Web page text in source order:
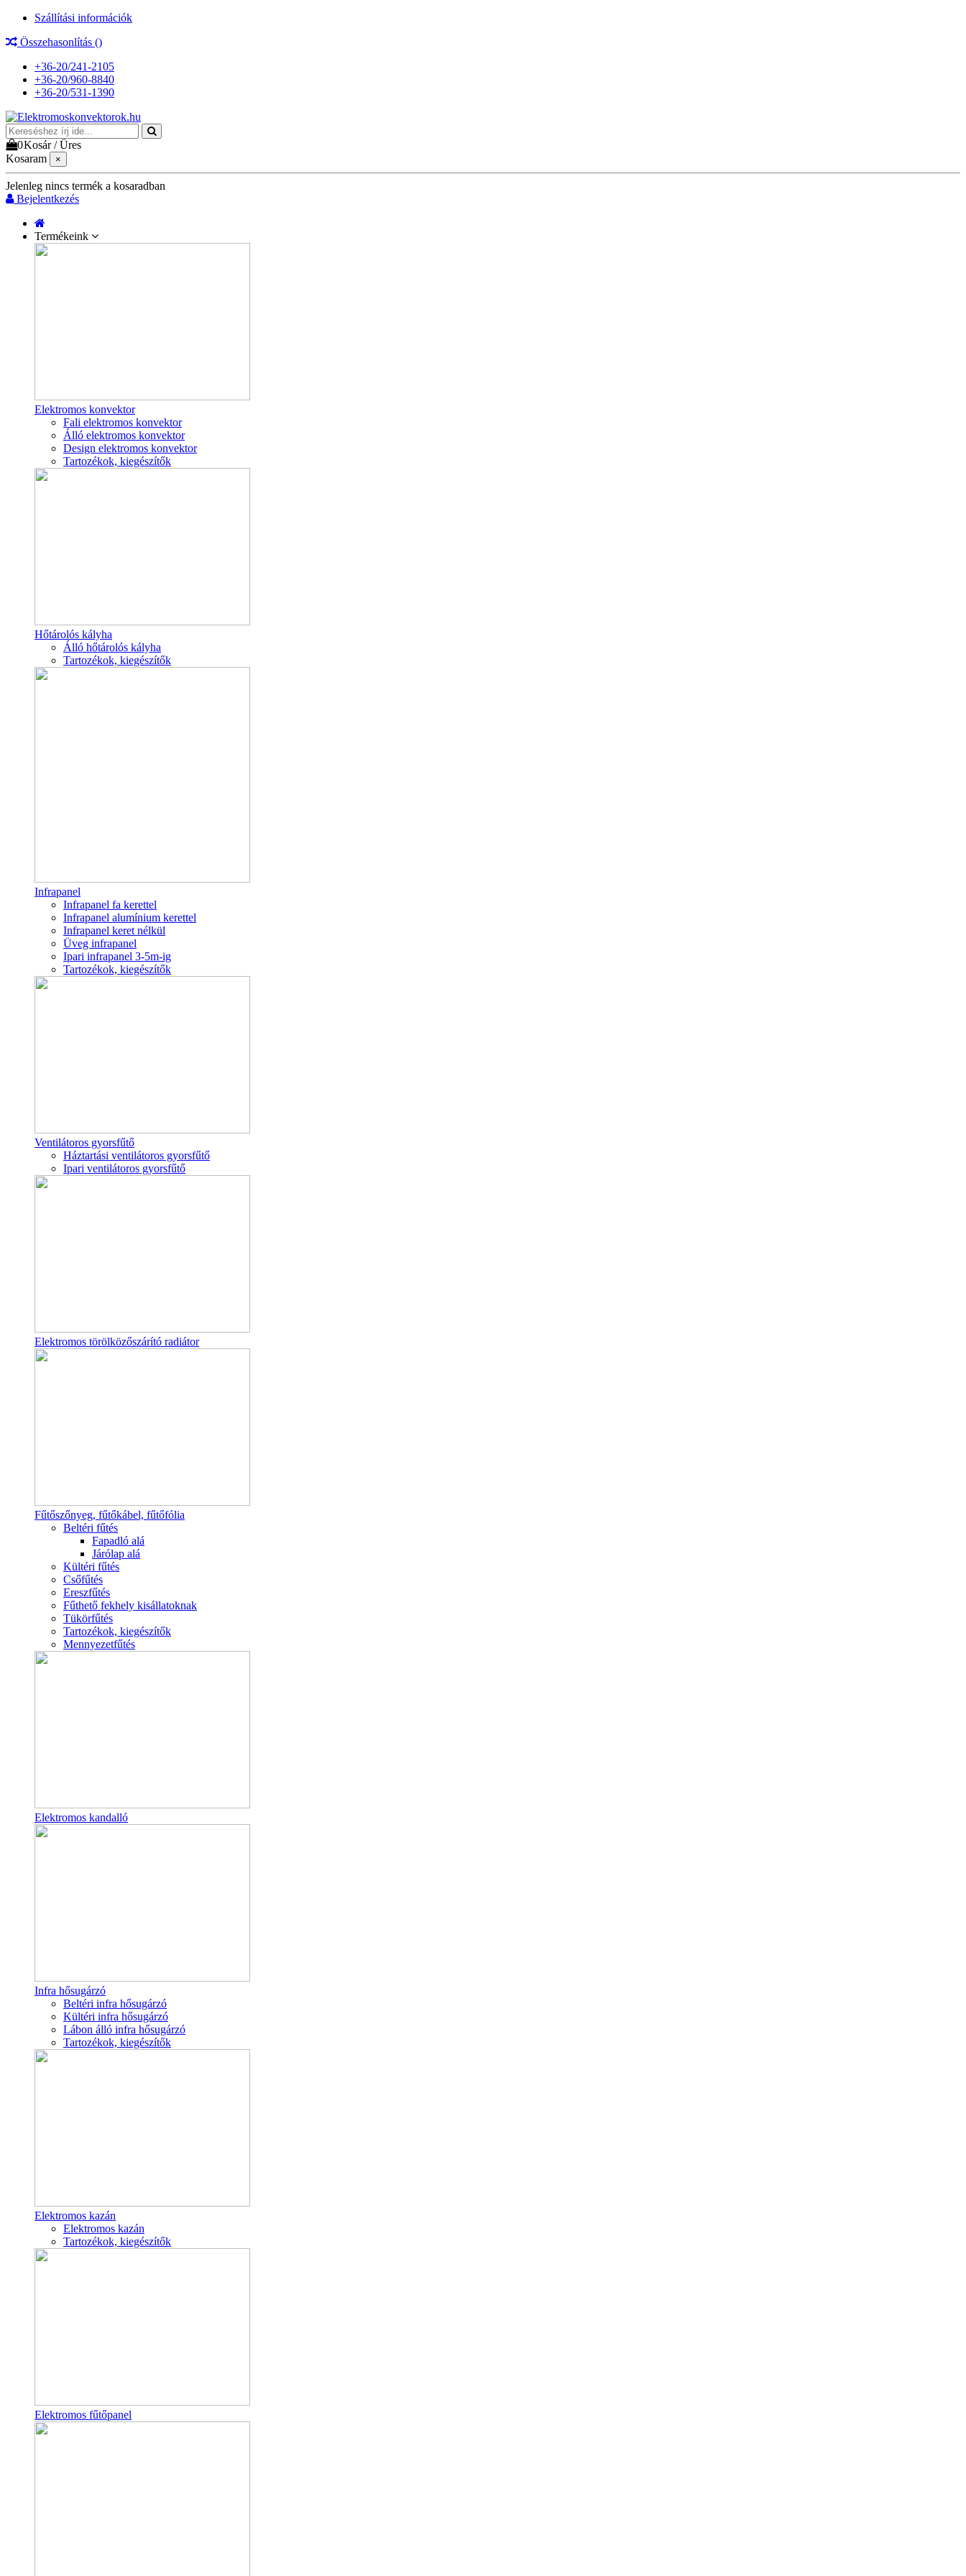
Szállítási információk
Összehasonlítás ()
+36-20/241-2105
+36-20/960-8840
+36-20/531-1390
0Kosár /Üres
Kosaram
×
Jelenleg nincs termék a kosaradban
Bejelentkezés
Termékeink
Elektromos konvektor
Fali elektromos konvektor
Álló elektromos konvektor
Design elektromos konvektor
Tartozékok, kiegészítők
Hőtárolós kályha
Álló hőtárolós kályha
Tartozékok, kiegészítők
Infrapanel
Infrapanel fa kerettel
Infrapanel alumínium kerettel
Infrapanel keret nélkül
Üveg infrapanel
Ipari infrapanel 3-5m-ig
Tartozékok, kiegészítők
Ventilátoros gyorsfűtő
Háztartási ventilátoros gyorsfűtő
Ipari ventilátoros gyorsfűtő
Elektromos törölközőszárító radiátor
Fűtőszőnyeg, fűtőkábel, fűtőfólia
Beltéri fűtés
Fapadló alá
Járólap alá
Kültéri fűtés
Csőfűtés
Ereszfűtés
Fűthető fekhely kisállatoknak
Tükörfűtés
Tartozékok, kiegészítők
Mennyezetfűtés
Elektromos kandalló
Infra hősugárzó
Beltéri infra hősugárzó
Kültéri infra hősugárzó
Lábon álló infra hősugárzó
Tartozékok, kiegészítők
Elektromos kazán
Elektromos kazán
Tartozékok, kiegészítők
Elektromos fűtőpanel